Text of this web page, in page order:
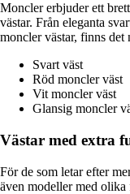
Moncler erbjuder ett
västar. Från eleganta
moncler västar, finns det
Svart väst
Röd moncler väst
Vit moncler väst
Glansig moncler
Västar med extra
För de som letar efter
även modeller med